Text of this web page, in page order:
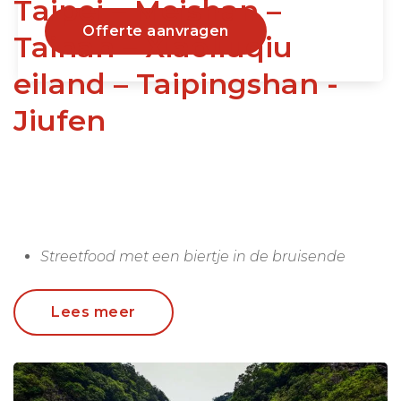
Offerte aanvragen
Taipei – Meishan –
Tainan – Xiaoliuqiu
eiland – Taipingshan -
Jiufen
Streetfood met een biertje in de bruisende
Wandelen langs de ruige oostkust
Levendige Taiwanese cultuur en een
Het prachtige berggebied van Meishan met de
theevelden
Lees meer